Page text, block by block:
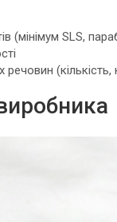
(мінімум SLS,
речовин